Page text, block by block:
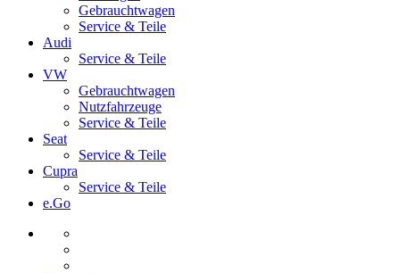
Gebrauchtwagen
Service & Teile
Audi
Service & Teile
VW
Gebrauchtwagen
Nutzfahrzeuge
Service & Teile
Seat
Service & Teile
Cupra
Service & Teile
e.Go